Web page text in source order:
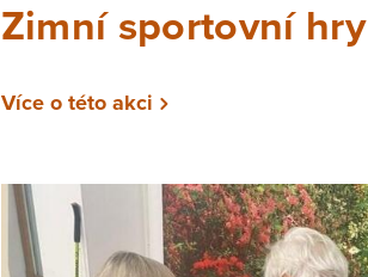
Zimní sportovní hry
Více o této akci